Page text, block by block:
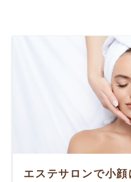
エステサロンで小